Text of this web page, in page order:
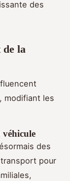
des
de la
modifiant les
des
pour